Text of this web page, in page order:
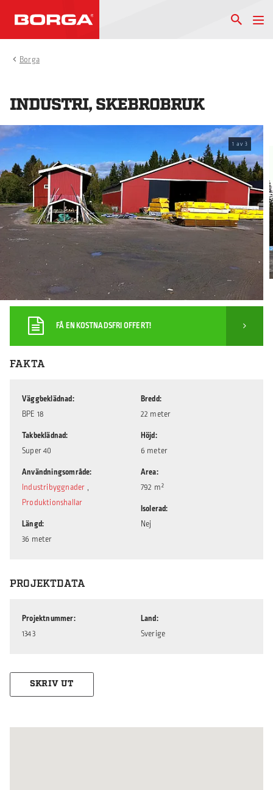
Borga
INDUSTRI, SKEBROBRUK
1 av 3
FÅ EN KOSTNADSFRI OFFERT!
FAKTA
Väggbeklädnad
BPE 18
Takbeklädnad
Super 40
Användningsområde
Industribyggnader ,
Produktionshallar
Längd
36 meter
Bredd
22 meter
Höjd
6 meter
Area
792 m²
Isolerad
Nej
PROJEKTDATA
Projektnummer
1343
Land
Sverige
SKRIV UT